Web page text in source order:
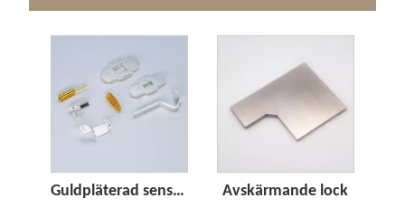
Guldpläterad sensorfjäder Avskärmande lock